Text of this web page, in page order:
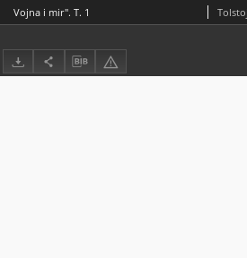
Vojna i mir". T. 1